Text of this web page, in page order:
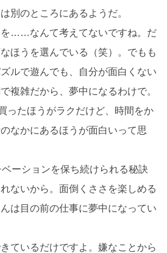
別のところにあるようだ。
を……なんて考えてないですね。だ
ほうを選んでいる（笑）。でもも
ルで遊んでも、自分が面白くない
複雑だから、夢中になるわけで。
ったほうがラクだけど、時間をか
なかにあるほうが面白いって思
ーションを保ち続けられる秘訣
ないから。面倒くささを楽しめる
は目の前の仕事に夢中になってい
ているだけですよ。嫌なことから